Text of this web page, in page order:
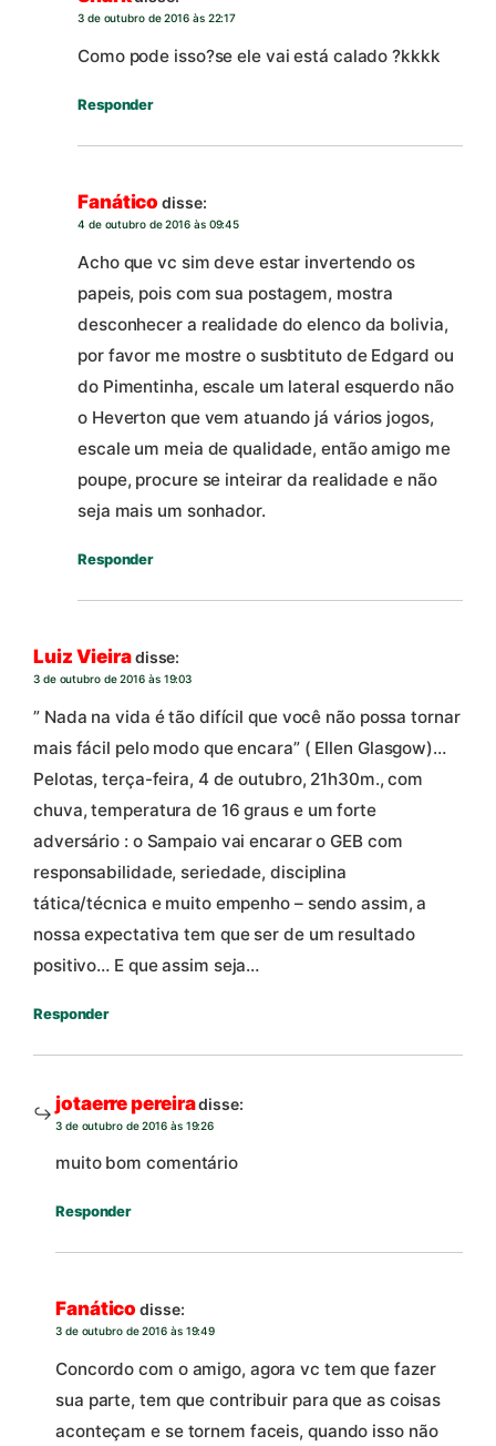
3 de outubro de 2016 às 22:17
Como pode isso?se ele vai está calado ?kkkk
Responder
Fanático disse:
4 de outubro de 2016 às 09:45
Acho que vc sim deve estar invertendo os
papeis, pois com sua postagem, mostra
desconhecer a realidade do elenco da bolivia,
por favor me mostre o susbtituto de Edgard ou
do Pimentinha, escale um lateral esquerdo não
o Heverton que vem atuando já vários jogos,
escale um meia de qualidade, então amigo me
poupe, procure se inteirar da realidade e não
seja mais um sonhador.
Responder
Luiz Vieiradisse:
3 de outubro de 2016 às 19:03
” Nada na vida é tão difícil que você não possa tornar
mais fácil pelo modo que encara” ( Ellen Glasgow)…
Pelotas, terça-feira, 4 de outubro, 21h30m., com
chuva, temperatura de 16 graus e um forte
adversário : o Sampaio vai encarar o GEB com
responsabilidade, seriedade, disciplina
tática/técnica e muito empenho – sendo assim, a
nossa expectativa tem que ser de um resultado
positivo… E que assim seja…
Responder
jotaerre pereiradisse:
3 de outubro de 2016 às 19:26
muito bom comentário
Responder
Fanático disse:
3 de outubro de 2016 às 19:49
Concordo com o amigo, agora vc tem que fazer
sua parte, tem que contribuir para que as coisas
aconteçam e se tornem faceis, quando isso não